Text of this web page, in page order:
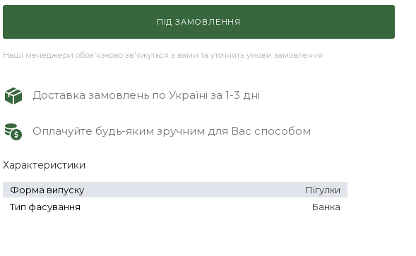
ПІД ЗАМОВЛЕННЯ
Наші менеджери обов'язково зв'яжуться з вами та уточнять умови замовлення
Доставка замовлень по Україні за 1-3 дні
Оплачуйте будь-яким зручним для Вас способом
Характеристики
Форма випуску
Пігулки
Тип фасування
Банка